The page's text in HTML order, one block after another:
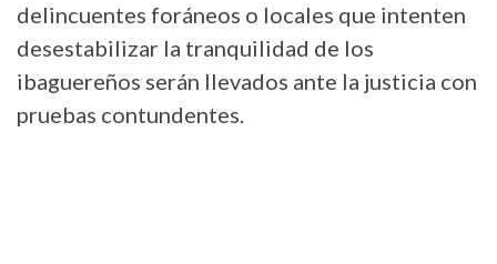
delincuentes foráneos o locales que intenten
desestabilizar la tranquilidad de los
ibaguereños serán llevados ante la justicia con
pruebas contundentes.